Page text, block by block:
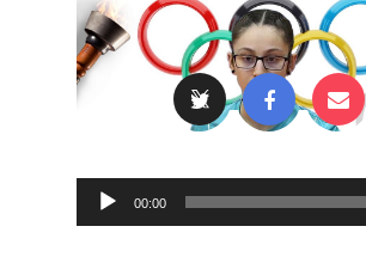
Audio
Player
00:00